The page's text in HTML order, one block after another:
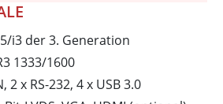
i3 der 3. Generation
1333/1600
2 x RS-232, 4 x USB 3.0